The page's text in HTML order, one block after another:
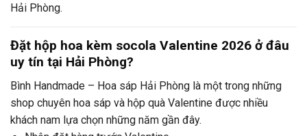
Hải Phòng.
Đặt hộp hoa kèm socola Valentine 2026 ở đâu
uy tín tại Hải Phòng?
Bình Handmade – Hoa sáp Hải Phòng là một trong những
shop chuyên hoa sáp và hộp quà Valentine được nhiều
khách nam lựa chọn những năm gần đây.